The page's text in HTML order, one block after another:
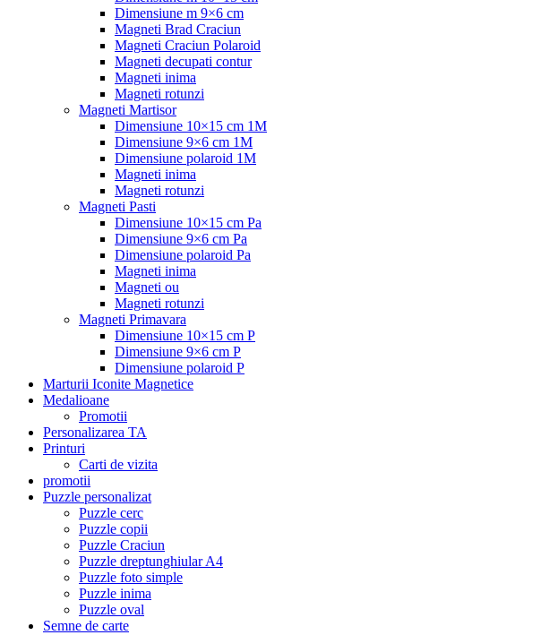
Dimensiune m 9×6 cm
Magneti Brad Craciun
Magneti Craciun Polaroid
Magneti decupati contur
Magneti inima
Magneti rotunzi
Magneti Martisor
Dimensiune 10×15 cm 1M
Dimensiune 9×6 cm 1M
Dimensiune polaroid 1M
Magneti inima
Magneti rotunzi
Magneti Pasti
Dimensiune 10×15 cm Pa
Dimensiune 9×6 cm Pa
Dimensiune polaroid Pa
Magneti inima
Magneti ou
Magneti rotunzi
Magneti Primavara
Dimensiune 10×15 cm P
Dimensiune 9×6 cm P
Dimensiune polaroid P
Marturii Iconite Magnetice
Medalioane
Promotii
Personalizarea TA
Printuri
Carti de vizita
promotii
Puzzle personalizat
Puzzle cerc
Puzzle copii
Puzzle Craciun
Puzzle dreptunghiular A4
Puzzle foto simple
Puzzle inima
Puzzle oval
Semne de carte